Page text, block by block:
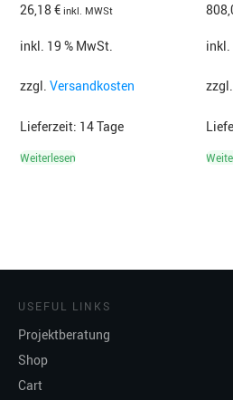
26,18 € inkl. MWSt
inkl. 19 % MwSt.
zzgl. Versandkosten
Lieferzeit: 14 Tage
Weiterlesen
inkl.
USEFUL LINKS
Projektberatung
Shop
Cart